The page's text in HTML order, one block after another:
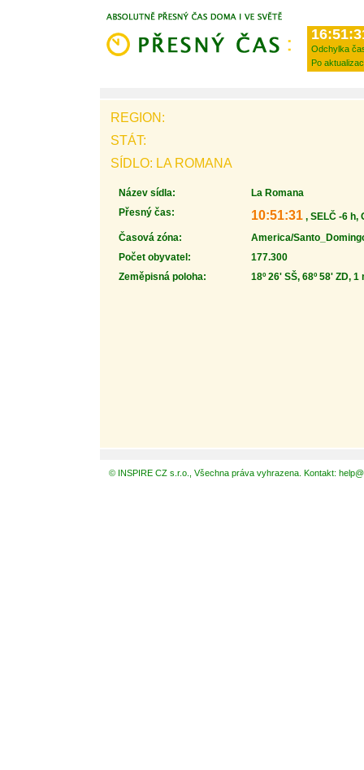
Odchylka
Po
REGION:
STÁT:
SÍDLO: LA ROMANA
Název sídla:
La Romana
Přesný čas:
10:51:31 , SELČ -6 h,
Časová zóna:
America/
Počet obyvatel:
177.300
Zeměpisná poloha:
18º 26' SŠ, 68º 58' ZD, 1
© INSPIRE CZ s.r.o., Všechna práva vyhrazena. Kontakt: